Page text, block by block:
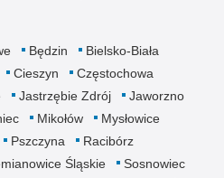
Będzin
Bielsko-Biała
Cieszyn
Częstochowa
Jastrzębie Zdrój
Jaworzno
Mikołów
Mysłowice
Pszczyna
Racibórz
Śląskie
Sosnowiec